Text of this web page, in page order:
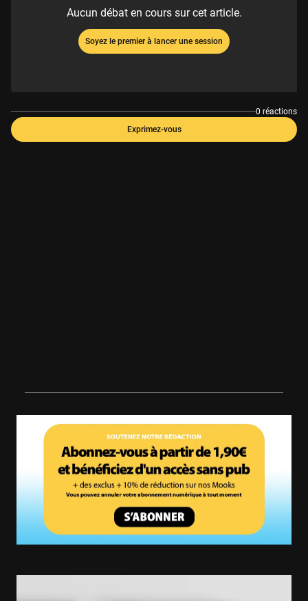
Aucun débat en cours sur cet article.
Soyez le premier à lancer une session
0 réactions
Exprimez-vous